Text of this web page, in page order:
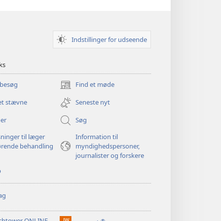
Indstillinger for udseende
Find et møde
(åbner
nyt
vindue)
stævne
Seneste nyt
Søg
til læger
behandling
Information til
myndighedspersoner,
journalister og forskere